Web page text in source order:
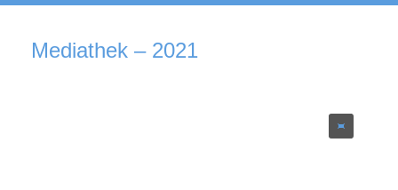
Mediathek – 2021